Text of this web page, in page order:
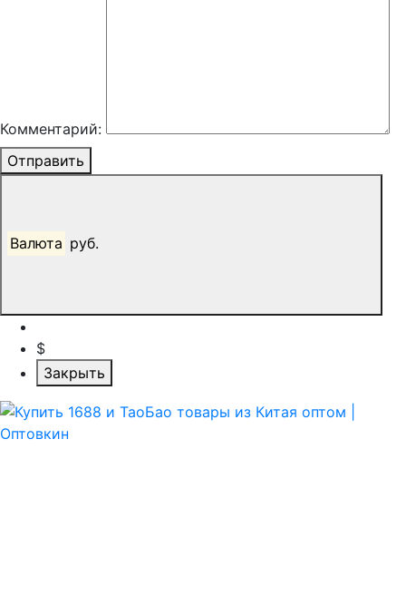
Комментарий:
Отправить
Валюта руб.
$
Закрыть